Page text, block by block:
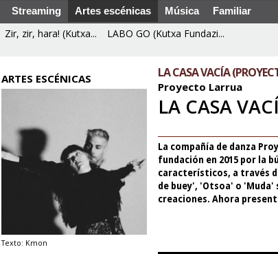
Streaming Artes escénicas Música Familiar
Zir, zir, hara! (Kutxa... LABO GO (Kutxa Fundazi...
ARTES ESCÉNICAS
Texto: Kmon
LA CASA VACÍA
Proyecto Larrua
LA CASA
La compañía de danza
fundación en 2015 por la
característicos, a través
de buey', 'Otsoa' o 'Muda'
creaciones. Ahora